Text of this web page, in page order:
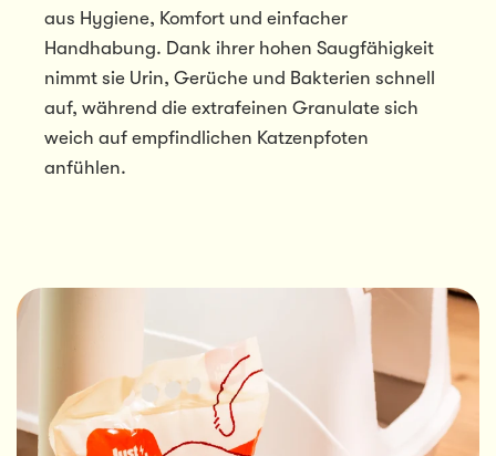
aus Hygiene, Komfort und einfacher
Handhabung. Dank ihrer hohen Saugfähigkeit
nimmt sie Urin, Gerüche und Bakterien schnell
auf, während die extrafeinen Granulate sich
weich auf empfindlichen Katzenpfoten
anfühlen.